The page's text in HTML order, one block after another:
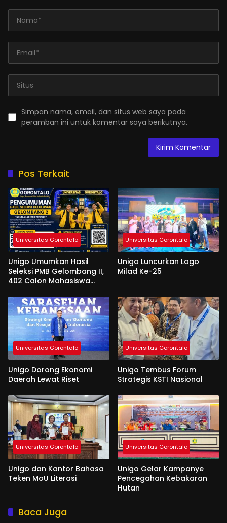
Simpan nama, email, dan situs web saya pada
peramban ini untuk komentar saya berikutnya.
Pos Terkait
Universitas Gorontalo
Unigo Umumkan Hasil
Seleksi PMB Gelombang II,
402 Calon Mahasiswa
Universitas Gorontalo
Unigo Luncurkan Logo
Milad Ke-25
Universitas Gorontalo
Unigo Dorong Ekonomi
Daerah Lewat Riset
Universitas Gorontalo
Unigo Tembus Forum
Strategis KSTI Nasional
Universitas Gorontalo
Unigo dan Kantor Bahasa
Teken MoU Literasi
Universitas Gorontalo
Unigo Gelar Kampanye
Pencegahan Kebakaran
Hutan
Baca Juga